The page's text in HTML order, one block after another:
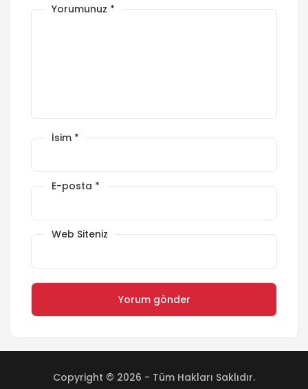
Yorumunuz *
İsim *
E-posta *
Web Siteniz
Copyright © 2026 - Tüm Hakları Saklıdır.